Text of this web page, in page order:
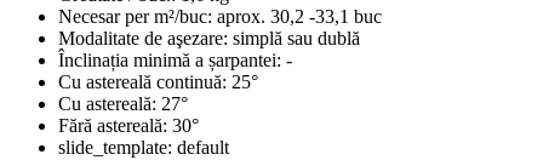
Necesar per m²/buc: aprox. 30,2 -33,1 buc
Modalitate de aşezare: simplă sau dublă
Înclinația minimă a șarpantei: -
Cu astereală continuă: 25°
Cu astereală: 27°
Fără astereală: 30°
slide_template: default